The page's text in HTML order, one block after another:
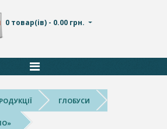
0 товар(ів) - 0.00 грн.
ГЛОБУСИ